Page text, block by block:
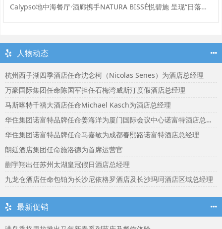
Calypso地中海餐厅·酒廊携手NATURA BISSÉ悦碧施 呈现“日落悦享俱乐部”联名餐饮体验
人物动态
杭州西子湖四季酒店任命沈念柯（Nicolas Senes）为酒店总经理
万豪国际集团任命陈国军担任石梅湾威斯汀度假酒店总经理
马斯喀特千禧大酒店任命Michael Kasch为酒店总经理
华住集团诺富特品牌任命姜海洋为厦门国际会议中心诺富特酒店总经理
华住集团诺富特品牌任命马嘉敏为成都春熙路诺富特酒店总经理
朗廷酒店集团任命施洛德为首席运营官
蒯宇翔出任苏州太湖皇冠假日酒店总经理
九龙仓酒店任命包铂为长沙尼依格罗酒店及长沙玛珂酒店区域总经理
最新促销